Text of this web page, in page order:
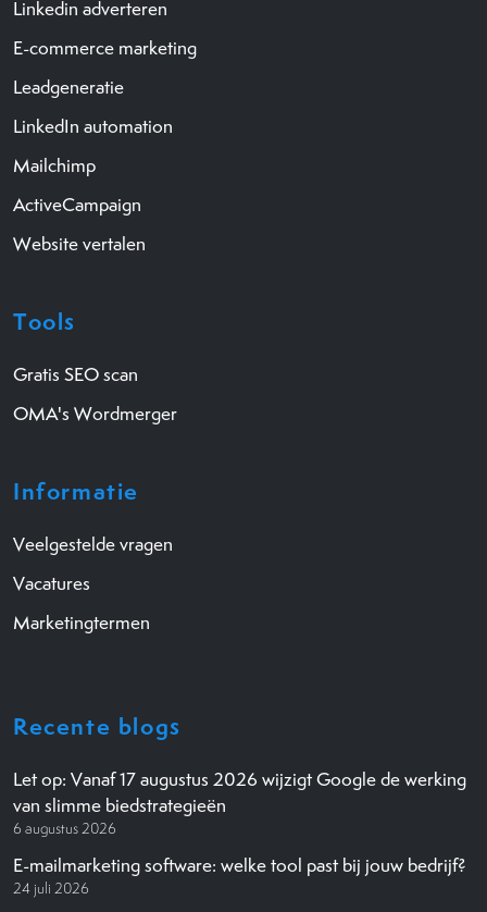
Linkedin adverteren
E-commerce marketing
Leadgeneratie
LinkedIn automation
Mailchimp
ActiveCampaign
Website vertalen
Tools
Gratis SEO scan
OMA's Wordmerger
Informatie
Veelgestelde vragen
Vacatures
Marketingtermen
Recente blogs
Let op: Vanaf 17 augustus 2026 wijzigt Google de werking
van slimme biedstrategieën
6 augustus 2026
E-mailmarketing software: welke tool past bij jouw bedrijf?
24 juli 2026